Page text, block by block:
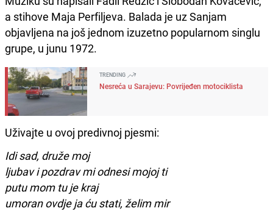
a stihove Maja Perfiljeva. Balada je uz Sanjam
objavljena na još jednom izuzetno popularnom singlu
grupe, u junu 1972.
TRENDING
Nesreća u Sarajevu: Povrijeđen motociklista
Uživajte u ovoj predivnoj pjesmi:
Idi sad, druže moj
ljubav i pozdrav mi odnesi mojoj ti
putu mom tu je kraj
umoran ovdje ja ću stati, želim mir